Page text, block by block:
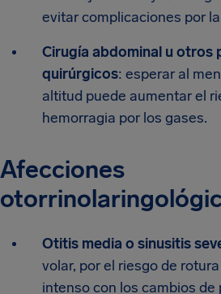
evitar complicaciones por
Cirugía abdominal u otros
quirúrgicos: esperar al
altitud puede aumentar el
hemorragia por los gases.
Afecciones
Otitis media o sinusitis
volar, por el riesgo de
intenso con los cambios de